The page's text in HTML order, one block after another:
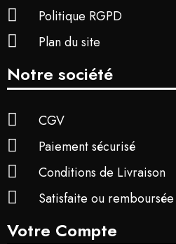
Politique RGPD
Plan du site
Notre société
CGV
Paiement sécurisé
Conditions de Livraison
Satisfaite ou remboursée
Votre Compte